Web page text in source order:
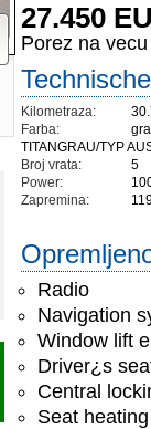
27.450
Porez na
Kilometraza:
Farba:
TITANGRAU/TYP
Broj vrata:
5
Power:
Zapremina:
Radio
Navigation
Window lift
Driver¿s
Central
Seat heating